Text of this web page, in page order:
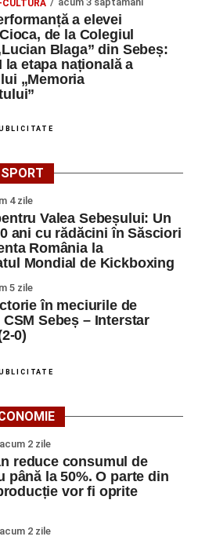
CULTURĂ
a elevei
de la Colegiul
Blaga” din Sebeș:
la etapa națională a
„Memoria
SPORT
4 zile
Valea Sebeșului: Un
ani cu rădăcini în Săsciori
România la
Mondial de Kickboxing
5 zile
în meciurile de
Sebeș – Interstar
0)
acum 2 zile
reduce consumul de
până la 50%. O parte din
vor fi oprite
acum 2 zile